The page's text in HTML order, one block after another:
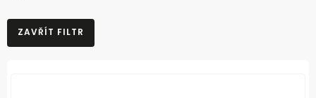
NEJPRODÁVANĚJŠÍ
NEJLEVNĚJŠÍ
ZAVŘÍT FILTR